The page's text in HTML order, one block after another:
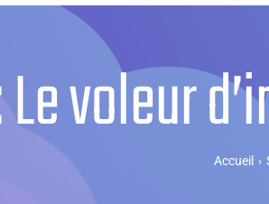
voleur
Accueil ›